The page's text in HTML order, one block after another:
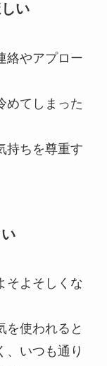
い
絡やアプロー
めてしまった
持ちを尊重す
そよそしくな
を使われると
、いつも通り